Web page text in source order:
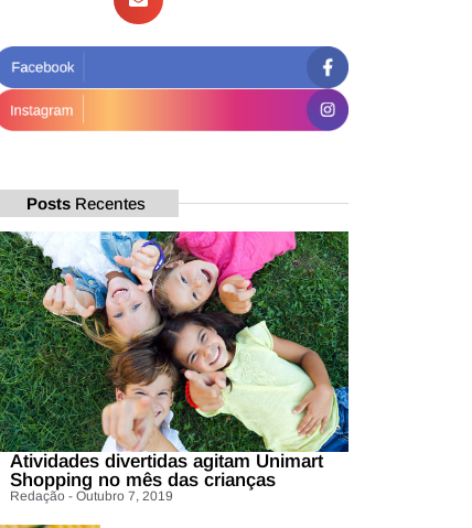
Posts Recentes
Atividades divertidas agitam Unimart
Shopping no mês das crianças
Redação - Outubro 7, 2019